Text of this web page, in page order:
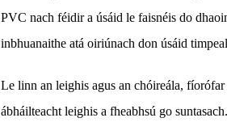
PVC nach féidir a úsáid le faisnéis do
inbhuanaithe atá oiriúnach don úsáid
Le linn an leighis agus an chóireála,
ábháilteacht leighis a fheabhsú go suntasach.